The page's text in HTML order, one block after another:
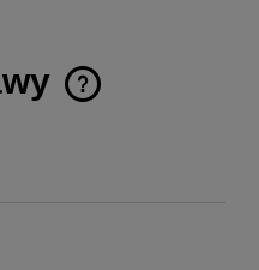
kosztów płatności